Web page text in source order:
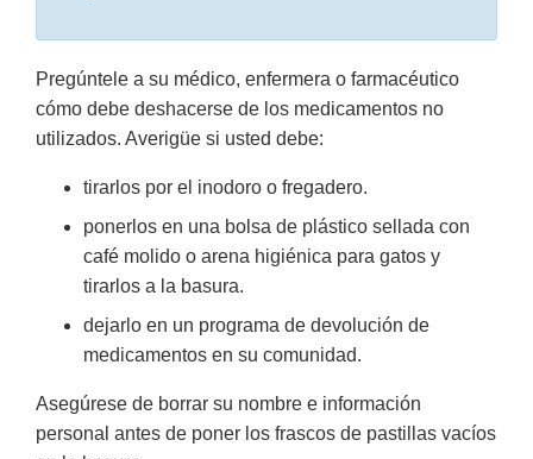
Pregúntele a su médico, enfermera o farmacéutico
cómo debe deshacerse de los medicamentos no
utilizados. Averigüe si usted debe:
tirarlos por el inodoro o fregadero.
ponerlos en una bolsa de plástico sellada con
café molido o arena higiénica para gatos y
tirarlos a la basura.
dejarlo en un programa de devolución de
medicamentos en su comunidad.
Asegúrese de borrar su nombre e información
personal antes de poner los frascos de pastillas vacíos